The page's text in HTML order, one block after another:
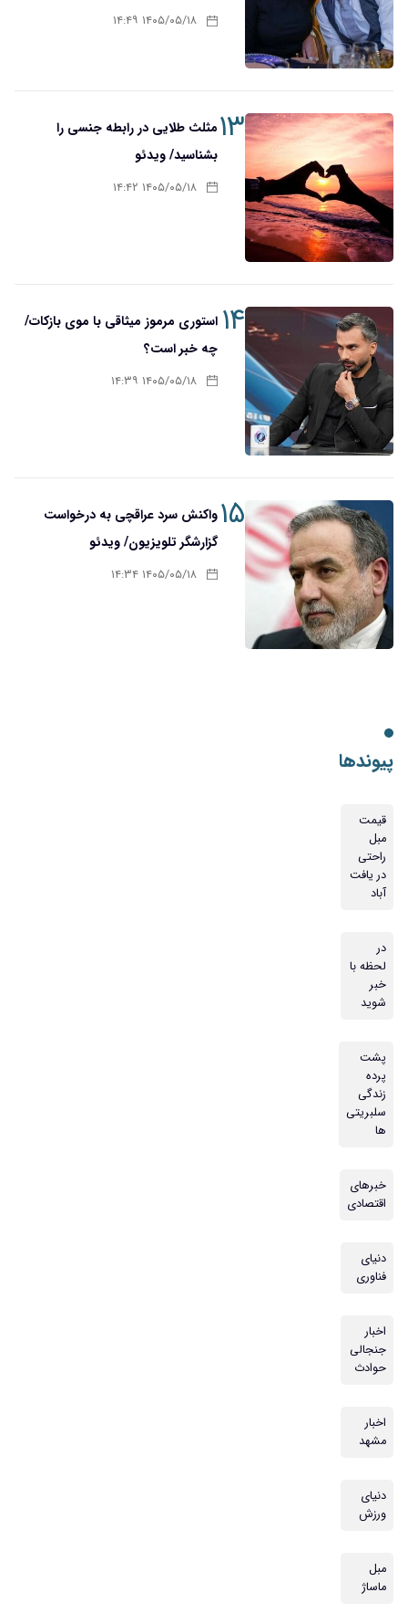
۱۴۰۵/۰۵/۱۸ ۱۴:۴۹
۱۳مثلث طلایی در رابطه جنسی را
بشناسید/ ویدئو
۱۴۰۵/۰۵/۱۸ ۱۴:۴۲
۱۴ استوری مرموز میثاقی با موی بازکات/
چه خبر است؟
۱۴۰۵/۰۵/۱۸ ۱۴:۳۹
۱۵واکنش سرد عراقچی به درخواست
گزارشگر تلویزیون/ ویدئو
۱۴۰۵/۰۵/۱۸ ۱۴:۳۴
پیوندها
قیمت
مبل
راحتی
در یافت
آباد
در
لحظه با
خبر
شوید
پشت
پرده
زندگی
سلبریتی
ها
خبرهای
اقتصادی
دنیای
فناوری
اخبار
جنجالی
حوادث
اخبار
مشهد
دنیای
ورزش
مبل
ماساژ